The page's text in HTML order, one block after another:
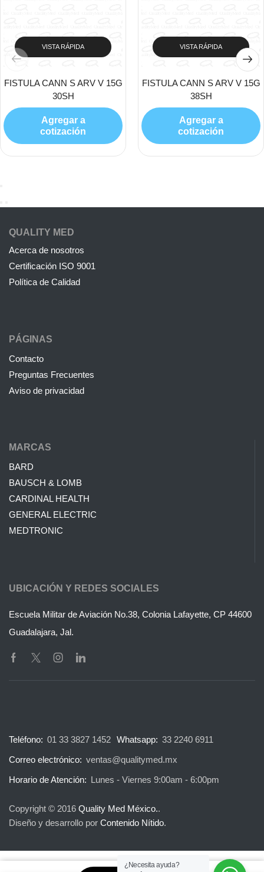
VISTA RÁPIDA
FISTULA CANN S ARV V 15G
30SH
Agregar a
cotización
VISTA RÁPIDA
FISTULA CANN S ARV V 15G
38SH
Agregar a
cotización
QUALITY MED
Acerca de nosotros
Certificación ISO 9001
Política de Calidad
PÁGINAS
Contacto
Preguntas Frecuentes
Aviso de privacidad
MARCAS
BARD
BAUSCH & LOMB
CARDINAL HEALTH
GENERAL ELECTRIC
MEDTRONIC
UBICACIÓN Y REDES SOCIALES
Escuela Militar de Aviación No.38, Colonia Lafayette, CP 44600
Guadalajara, Jal.
Teléfono: 01 33 3827 1452 Whatsapp: 33 2240 6911
Correo electrónico: ventas@qualitymed.mx
Horario de Atención: Lunes - Viernes 9:00am - 6:00pm
Copyright © 2016 Quality Med México..
Diseño y desarrollo por Contenido Nítido.
¿Necesita ayuda?